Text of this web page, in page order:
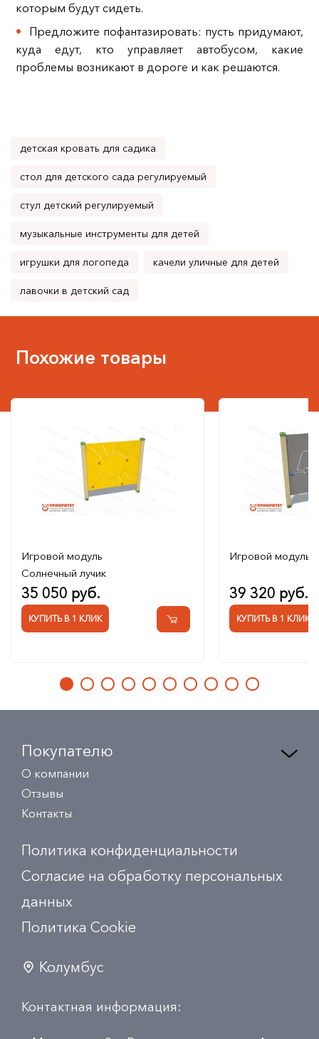
которым будут сидеть.
Предложите пофантазировать: пусть придумают,
куда едут, кто управляет автобусом, какие
проблемы возникают в дороге и как решаются.
детская кровать для садика
стол для детского сада регулируемый
стул детский регулируемый
музыкальные инструменты для детей
игрушки для логопеда качели уличные для детей
лавочки в детский сад
Похожие товары
Игровой модуль
Солнечный лучик
35 050 руб.
КУПИТЬ В 1 КЛИК
Игровой модуль
39 320 руб.
КУПИТЬ В 1 КЛИК
Покупателю
О компании
Отзывы
Контакты
Политика конфиденциальности
Согласие на обработку персональных
данных
Политика Сookie
Колумбус
Контактная информация: